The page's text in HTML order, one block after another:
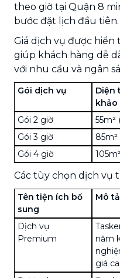
theo giờ tại Quận 8
bước đặt lịch đầu tiên.
Giá dịch vụ được
giúp khách hàng dễ
với nhu cầu và ngân
Gói dịch vụ
Diện
khảo
Gói 2 giờ 55m²
Gói 3 giờ
Gói 4 giờ
Các tùy chọn dịch vụ
Tên tiện ích bổ
sung
Mô tả
Dịch vụ
Premium
năm
giá